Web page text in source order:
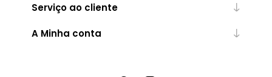
Serviço ao cliente
A Minha conta